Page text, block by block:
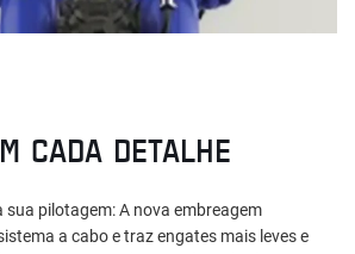
CADA DETALHE
sua pilotagem: A nova embreagem
a cabo e traz engates mais leves e